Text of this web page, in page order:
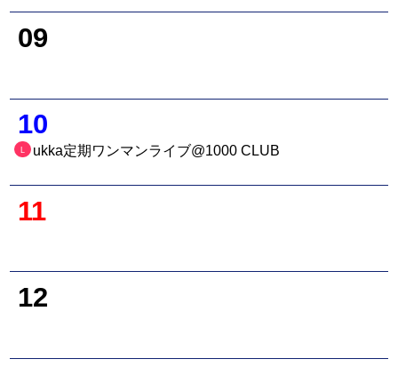
09
10
L ukka定期ワンマンライブ@1000 CLUB
11
12